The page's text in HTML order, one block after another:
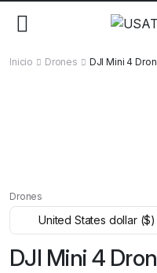
Inicio Drones DJI Mini 4
Drones
United States dollar ($)
DJI Mini 4